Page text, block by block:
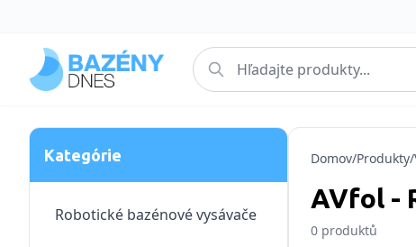
Kategórie
Robotické bazénové vysávače
Domov/Produkty/
AVfol -
0 produktů